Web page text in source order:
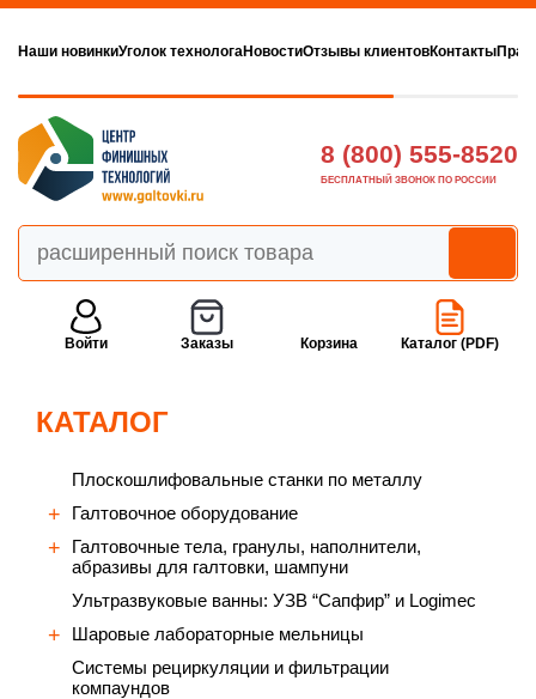
Наши новинкиУголок технологаНовостиОтзывы клиентовКонтакты
8 (800) 555-8520
БЕСПЛАТНЫЙ ЗВОНОК ПО РОССИИ
Войти Заказы Корзина Каталог (PDF)
КАТАЛОГ
Плоскошлифовальные станки по металлу
Галтовочное оборудование
Галтовочные тела, гранулы, наполнители,
абразивы для галтовки, шампуни
Ультразвуковые ванны: УЗВ “Сапфир” и Logimec
Шаровые лабораторные мельницы
Cистемы рециркуляции и фильтрации
компаундов